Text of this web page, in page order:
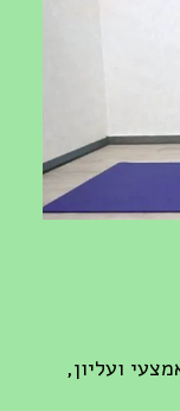
ועליון,